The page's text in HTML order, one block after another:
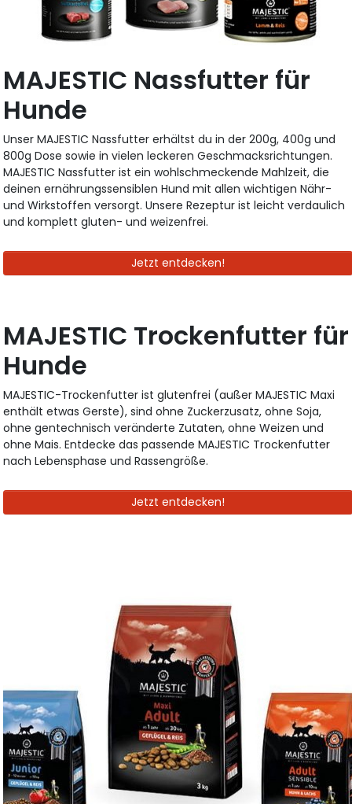
MAJESTIC Nassfutter für
Hunde
Unser MAJESTIC Nassfutter erhältst du in der 200g, 400g und
800g Dose sowie in vielen leckeren Geschmacksrichtungen.
MAJESTIC Nassfutter ist ein wohlschmeckende Mahlzeit, die
deinen ernährungssensiblen Hund mit allen wichtigen Nähr-
und Wirkstoffen versorgt. Unsere Rezeptur ist leicht verdaulich
und komplett gluten- und weizenfrei.
Jetzt entdecken!
MAJESTIC Trockenfutter für
Hunde
MAJESTIC-Trockenfutter ist glutenfrei (außer MAJESTIC Maxi
enthält etwas Gerste), sind ohne Zuckerzusatz, ohne Soja,
ohne gentechnisch veränderte Zutaten, ohne Weizen und
ohne Mais. Entdecke das passende MAJESTIC Trockenfutter
nach Lebensphase und Rassengröße.
Jetzt entdecken!